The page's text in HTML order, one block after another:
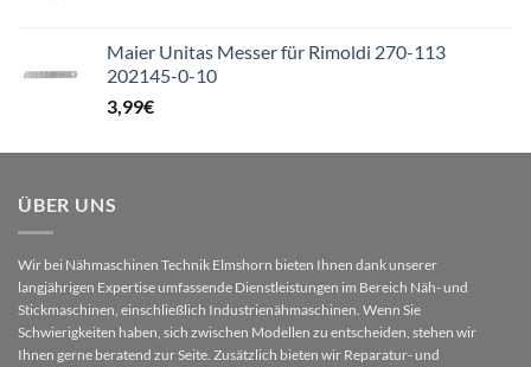
Maier Unitas Messer für Rimoldi 270-113
202145-0-10
3,99€
ÜBER UNS
Wir bei Nähmaschinen Technik Elmshorn bieten Ihnen dank unserer
langjährigen Expertise umfassende Dienstleistungen im Bereich Näh- und
Stickmaschinen, einschließlich Industrienähmaschinen. Wenn Sie
Schwierigkeiten haben, sich zwischen Modellen zu entscheiden, stehen wir
Ihnen gerne beratend zur Seite. Zusätzlich bieten wir Reparatur- und